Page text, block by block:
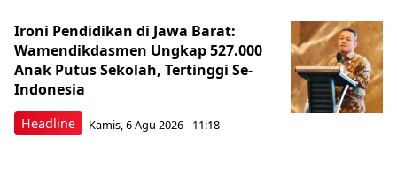
Headline
Ironi Pendidikan di Jawa Barat:
Wamendikdasmen Ungkap 527.000
Anak Putus Sekolah, Tertinggi Se-
Indonesia
Kamis, 6 Agu 2026 - 11:18